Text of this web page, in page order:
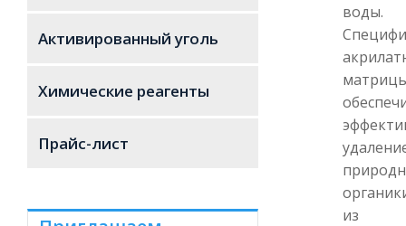
воды.
из
Активированный уголь
Химические реагенты
Прайс-лист